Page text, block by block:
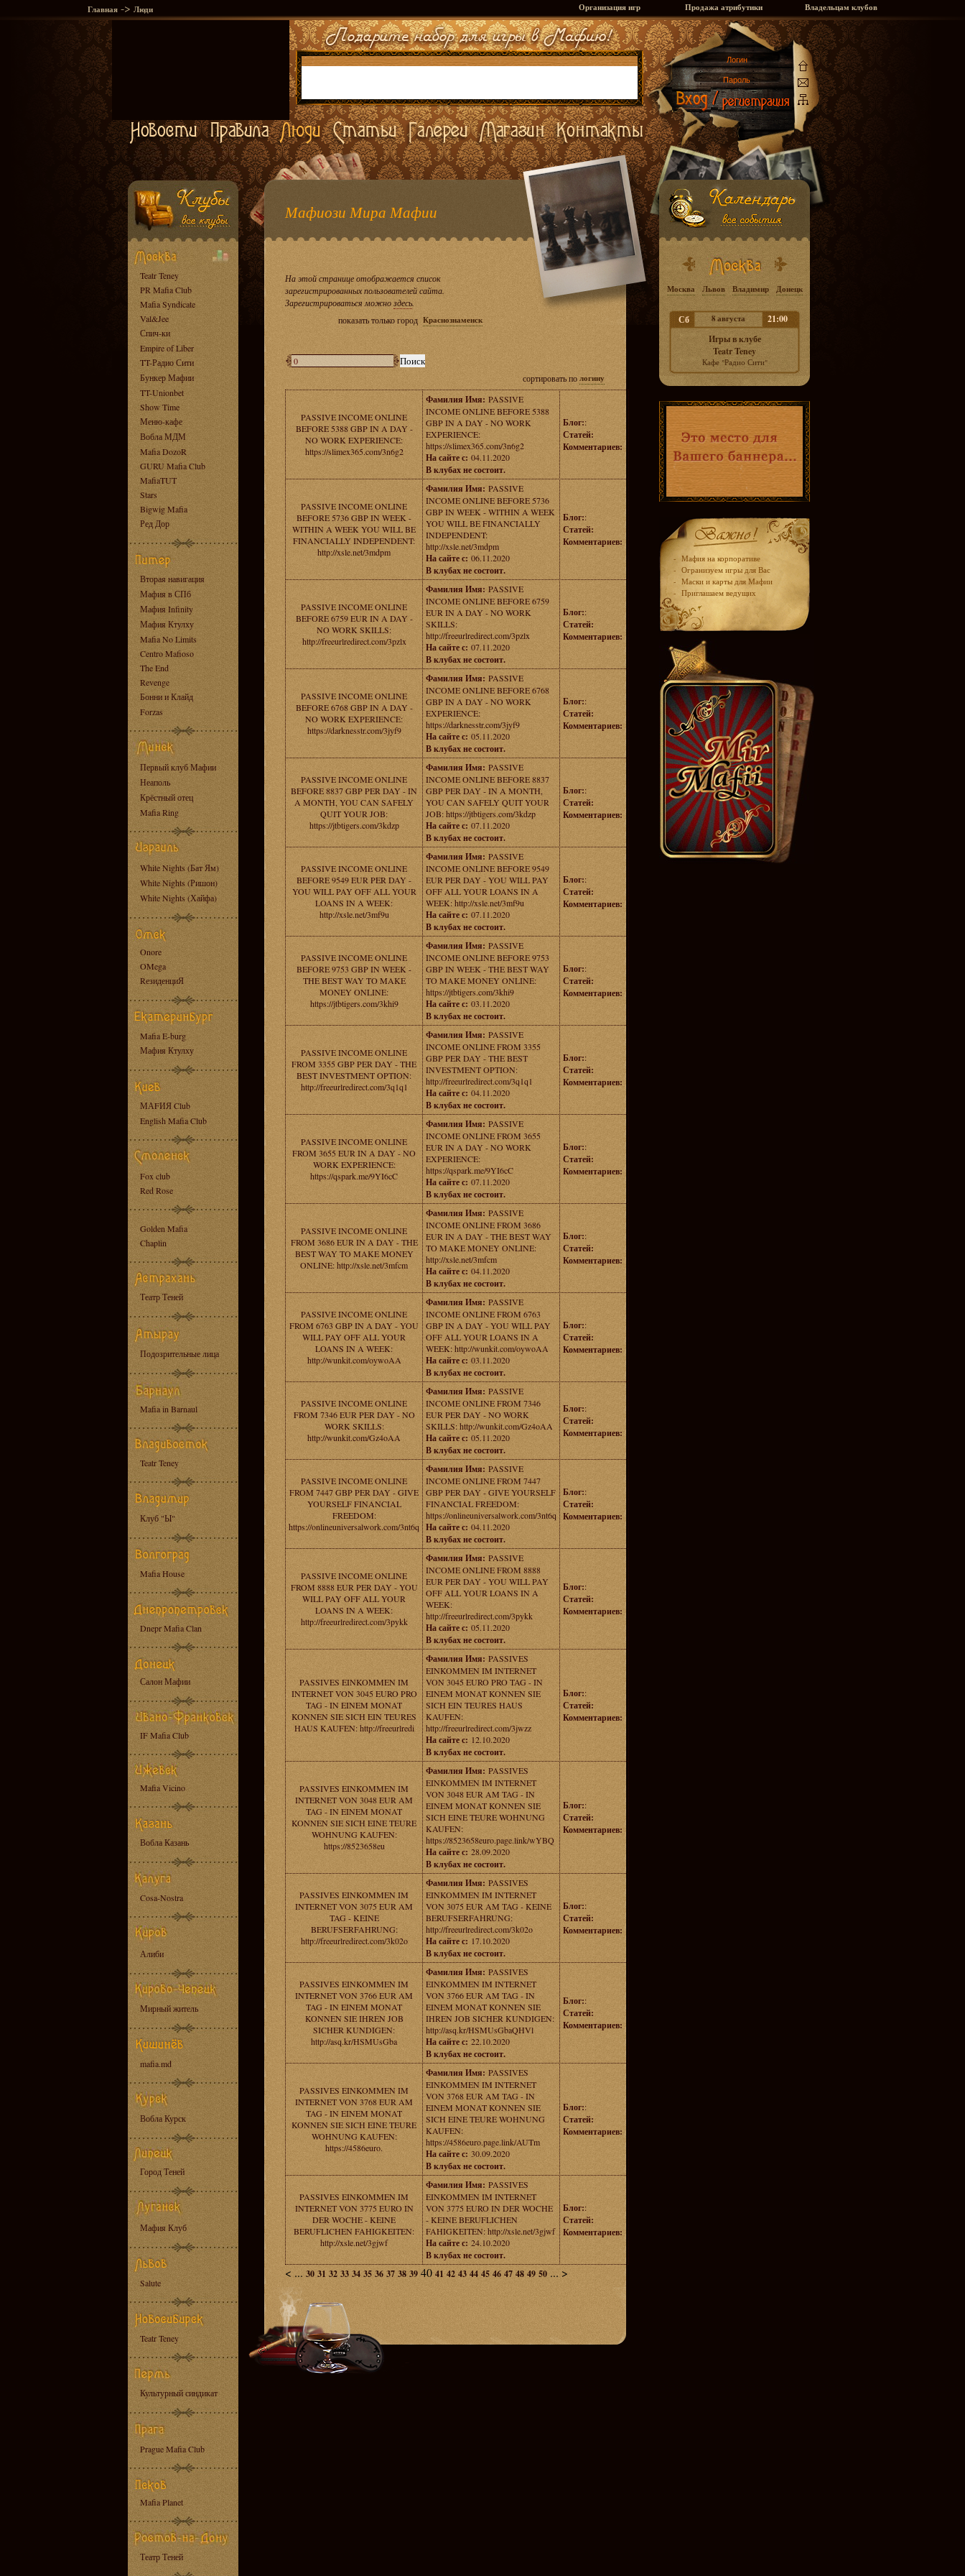
Главная -> Люди Организация игр Продажа атрибутики Владельцам клубов
Teatr Teney
PR Mafia Club
Mafia Syndicate
Val&Jee
Спич-ки
Empire of Liber
TT-Радио Сити
Бункер Мафии
TT-Unionbet
Show Time
Меню-кафе
Вобла МДМ
Mafia DozoR
GURU Mafia Club
MafiaTUT
Stars
Bigwig Mafia
Ред Дор
Вторая навигация
Мафия в СПб
Мафия Infinity
Мафия Ктулху
Mafia No Limits
Centro Mafioso
The End
Revenge
Бонни и Клайд
Forzas
Первый клуб Мафии
Неаполь
Крёстный отец
Mafia Ring
White Nights (Бат Ям)
White Nights (Ришон)
White Nights (Хайфа)
Onore
OMega
RезиденциЯ
Mafia E-burg
Мафия Ктулху
МАFИЯ Club
English Mafia Club
Fox club
Red Rose
Golden Mafia
Chaplin
Театр Теней
Подозрительные лица
Mafia in Barnaul
Teatr Teney
Клуб "Ы"
Mafia House
Dnepr Mafia Clan
Салон Мафии
IF Mafia Club
Mafia Vicino
Вобла Казань
Cosa-Nostra
Алиби
Мирный житель
mafia.md
Вобла Курск
Город Теней
Мафия Клуб
Salute
Teatr Teney
Культурный синдикат
Prague Mafia Club
Mafia Planet
Театр Теней
Мафиози Мира Мафии
На этой странице отображается список
зарегистрированных пользователей сайта.
Зарегистрироваться можноздесь.
показать только город Краснознаменск
сортировать пологину
PASSIVE INCOME ONLINE
BEFORE 5388 GBP IN A DAY -
NO WORK EXPERIENCE:
https://slimex365.com/3n6g2
Фамилия Имя: PASSIVE
INCOME ONLINE BEFORE 5388
GBP IN A DAY - NO WORK
EXPERIENCE:
https://slimex365.com/3n6g2
На сайте с: 04.11.2020
В клубах не состоит.
Блог::
Статей:
Комментариев:
PASSIVE INCOME ONLINE
BEFORE 5736 GBP IN WEEK -
WITHIN A WEEK YOU WILL BE
FINANCIALLY INDEPENDENT:
http://xsle.net/3mdpm
Фамилия Имя: PASSIVE
INCOME ONLINE BEFORE 5736
GBP IN WEEK - WITHIN A WEEK
YOU WILL BE FINANCIALLY
INDEPENDENT:
http://xsle.net/3mdpm
На сайте с: 06.11.2020
В клубах не состоит.
Блог::
Статей:
Комментариев:
PASSIVE INCOME ONLINE
BEFORE 6759 EUR IN A DAY -
NO WORK SKILLS:
http://freeurlredirect.com/3pzlx
Фамилия Имя: PASSIVE
INCOME ONLINE BEFORE 6759
EUR IN A DAY - NO WORK
SKILLS:
http://freeurlredirect.com/3pzlx
На сайте с: 07.11.2020
В клубах не состоит.
Блог::
Статей:
Комментариев:
PASSIVE INCOME ONLINE
BEFORE 6768 GBP IN A DAY -
NO WORK EXPERIENCE:
https://darknesstr.com/3jyf9
Фамилия Имя: PASSIVE
INCOME ONLINE BEFORE 6768
GBP IN A DAY - NO WORK
EXPERIENCE:
https://darknesstr.com/3jyf9
На сайте с: 05.11.2020
В клубах не состоит.
Блог::
Статей:
Комментариев:
PASSIVE INCOME ONLINE
BEFORE 8837 GBP PER DAY - IN
A MONTH, YOU CAN SAFELY
QUIT YOUR JOB:
https://jtbtigers.com/3kdzp
Фамилия Имя: PASSIVE
INCOME ONLINE BEFORE 8837
GBP PER DAY - IN A MONTH,
YOU CAN SAFELY QUIT YOUR
JOB: https://jtbtigers.com/3kdzp
На сайте с: 07.11.2020
В клубах не состоит.
Блог::
Статей:
Комментариев:
PASSIVE INCOME ONLINE
BEFORE 9549 EUR PER DAY -
YOU WILL PAY OFF ALL YOUR
LOANS IN A WEEK:
http://xsle.net/3mf9u
Фамилия Имя: PASSIVE
INCOME ONLINE BEFORE 9549
EUR PER DAY - YOU WILL PAY
OFF ALL YOUR LOANS IN A
WEEK: http://xsle.net/3mf9u
На сайте с: 07.11.2020
В клубах не состоит.
Блог::
Статей:
Комментариев:
PASSIVE INCOME ONLINE
BEFORE 9753 GBP IN WEEK -
THE BEST WAY TO MAKE
MONEY ONLINE:
https://jtbtigers.com/3khi9
Фамилия Имя: PASSIVE
INCOME ONLINE BEFORE 9753
GBP IN WEEK - THE BEST WAY
TO MAKE MONEY ONLINE:
https://jtbtigers.com/3khi9
На сайте с: 03.11.2020
В клубах не состоит.
Блог::
Статей:
Комментариев:
PASSIVE INCOME ONLINE
FROM 3355 GBP PER DAY - THE
BEST INVESTMENT OPTION:
http://freeurlredirect.com/3q1q1
Фамилия Имя: PASSIVE
INCOME ONLINE FROM 3355
GBP PER DAY - THE BEST
INVESTMENT OPTION:
http://freeurlredirect.com/3q1q1
На сайте с: 04.11.2020
В клубах не состоит.
Блог::
Статей:
Комментариев:
PASSIVE INCOME ONLINE
FROM 3655 EUR IN A DAY - NO
WORK EXPERIENCE:
https://qspark.me/9YI6cC
Фамилия Имя: PASSIVE
INCOME ONLINE FROM 3655
EUR IN A DAY - NO WORK
EXPERIENCE:
https://qspark.me/9YI6cC
На сайте с: 07.11.2020
В клубах не состоит.
Блог::
Статей:
Комментариев:
PASSIVE INCOME ONLINE
FROM 3686 EUR IN A DAY - THE
BEST WAY TO MAKE MONEY
ONLINE: http://xsle.net/3mfcm
Фамилия Имя: PASSIVE
INCOME ONLINE FROM 3686
EUR IN A DAY - THE BEST WAY
TO MAKE MONEY ONLINE:
http://xsle.net/3mfcm
На сайте с: 04.11.2020
В клубах не состоит.
Блог::
Статей:
Комментариев:
PASSIVE INCOME ONLINE
FROM 6763 GBP IN A DAY - YOU
WILL PAY OFF ALL YOUR
LOANS IN A WEEK:
http://wunkit.com/oywoAA
Фамилия Имя: PASSIVE
INCOME ONLINE FROM 6763
GBP IN A DAY - YOU WILL PAY
OFF ALL YOUR LOANS IN A
WEEK: http://wunkit.com/oywoAA
На сайте с: 03.11.2020
В клубах не состоит.
Блог::
Статей:
Комментариев:
PASSIVE INCOME ONLINE
FROM 7346 EUR PER DAY - NO
WORK SKILLS:
http://wunkit.com/Gz4oAA
Фамилия Имя: PASSIVE
INCOME ONLINE FROM 7346
EUR PER DAY - NO WORK
SKILLS: http://wunkit.com/Gz4oAA
На сайте с: 05.11.2020
В клубах не состоит.
Блог::
Статей:
Комментариев:
PASSIVE INCOME ONLINE
FROM 7447 GBP PER DAY - GIVE
YOURSELF FINANCIAL
FREEDOM:
https://onlineuniversalwork.com/3nt6q
Фамилия Имя: PASSIVE
INCOME ONLINE FROM 7447
GBP PER DAY - GIVE YOURSELF
FINANCIAL FREEDOM:
https://onlineuniversalwork.com/3nt6q
На сайте с: 04.11.2020
В клубах не состоит.
Блог::
Статей:
Комментариев:
PASSIVE INCOME ONLINE
FROM 8888 EUR PER DAY - YOU
WILL PAY OFF ALL YOUR
LOANS IN A WEEK:
http://freeurlredirect.com/3pykk
Фамилия Имя: PASSIVE
INCOME ONLINE FROM 8888
EUR PER DAY - YOU WILL PAY
OFF ALL YOUR LOANS IN A
WEEK:
http://freeurlredirect.com/3pykk
На сайте с: 05.11.2020
В клубах не состоит.
Блог::
Статей:
Комментариев:
PASSIVES EINKOMMEN IM
INTERNET VON 3045 EURO PRO
TAG - IN EINEM MONAT
KONNEN SIE SICH EIN TEURES
HAUS KAUFEN: http://freeurlredi
Фамилия Имя: PASSIVES
EINKOMMEN IM INTERNET
VON 3045 EURO PRO TAG - IN
EINEM MONAT KONNEN SIE
SICH EIN TEURES HAUS
KAUFEN:
http://freeurlredirect.com/3jwzz
На сайте с: 12.10.2020
В клубах не состоит.
Блог::
Статей:
Комментариев:
PASSIVES EINKOMMEN IM
INTERNET VON 3048 EUR AM
TAG - IN EINEM MONAT
KONNEN SIE SICH EINE TEURE
WOHNUNG KAUFEN:
https://8523658eu
Фамилия Имя: PASSIVES
EINKOMMEN IM INTERNET
VON 3048 EUR AM TAG - IN
EINEM MONAT KONNEN SIE
SICH EINE TEURE WOHNUNG
KAUFEN:
https://8523658euro.page.link/wYBQ
На сайте с: 28.09.2020
В клубах не состоит.
Блог::
Статей:
Комментариев:
PASSIVES EINKOMMEN IM
INTERNET VON 3075 EUR AM
TAG - KEINE
BERUFSERFAHRUNG:
http://freeurlredirect.com/3k02o
Фамилия Имя: PASSIVES
EINKOMMEN IM INTERNET
VON 3075 EUR AM TAG - KEINE
BERUFSERFAHRUNG:
http://freeurlredirect.com/3k02o
На сайте с: 17.10.2020
В клубах не состоит.
Блог::
Статей:
Комментариев:
PASSIVES EINKOMMEN IM
INTERNET VON 3766 EUR AM
TAG - IN EINEM MONAT
KONNEN SIE IHREN JOB
SICHER KUNDIGEN:
http://asq.kr/HSMUsGba
Фамилия Имя: PASSIVES
EINKOMMEN IM INTERNET
VON 3766 EUR AM TAG - IN
EINEM MONAT KONNEN SIE
IHREN JOB SICHER KUNDIGEN:
http://asq.kr/HSMUsGbaQHVl
На сайте с: 22.10.2020
В клубах не состоит.
Блог::
Статей:
Комментариев:
PASSIVES EINKOMMEN IM
INTERNET VON 3768 EUR AM
TAG - IN EINEM MONAT
KONNEN SIE SICH EINE TEURE
WOHNUNG KAUFEN:
https://4586euro.
Фамилия Имя: PASSIVES
EINKOMMEN IM INTERNET
VON 3768 EUR AM TAG - IN
EINEM MONAT KONNEN SIE
SICH EINE TEURE WOHNUNG
KAUFEN:
https://4586euro.page.link/AUTm
На сайте с: 30.09.2020
В клубах не состоит.
Блог::
Статей:
Комментариев:
PASSIVES EINKOMMEN IM
INTERNET VON 3775 EURO IN
DER WOCHE - KEINE
BERUFLICHEN FAHIGKEITEN:
http://xsle.net/3gjwf
Фамилия Имя: PASSIVES
EINKOMMEN IM INTERNET
VON 3775 EURO IN DER WOCHE
- KEINE BERUFLICHEN
FAHIGKEITEN: http://xsle.net/3gjwf
На сайте с: 24.10.2020
В клубах не состоит.
Блог::
Статей:
Комментариев:
< ... 30 31 32 33 34 35 36 37 38 39 40 41 42 43 44 45 46 47 48 49 50 ... >
Москва Львов Владимир Донецк
Сб 8 августа
21:00
Игры в клубе
Teatr Teney
Кафе "Радио Сити"
- Мафия на корпоративе
- Огранизуем игры для Вас
- Маски и карты для Мафии
- Приглашаем ведущих